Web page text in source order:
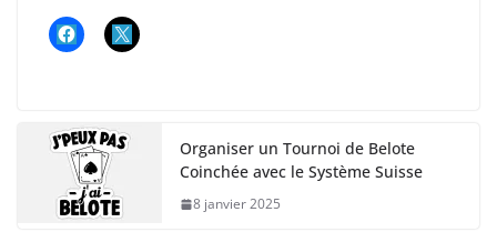
Organiser un Tournoi de Belote
Coinchée avec le Système Suisse
8 janvier 2025